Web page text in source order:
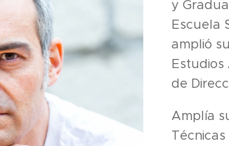
y
Escuela
amplió
Estudios
de
Amplía